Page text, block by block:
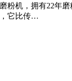
粉机，拥有22年
它比传…